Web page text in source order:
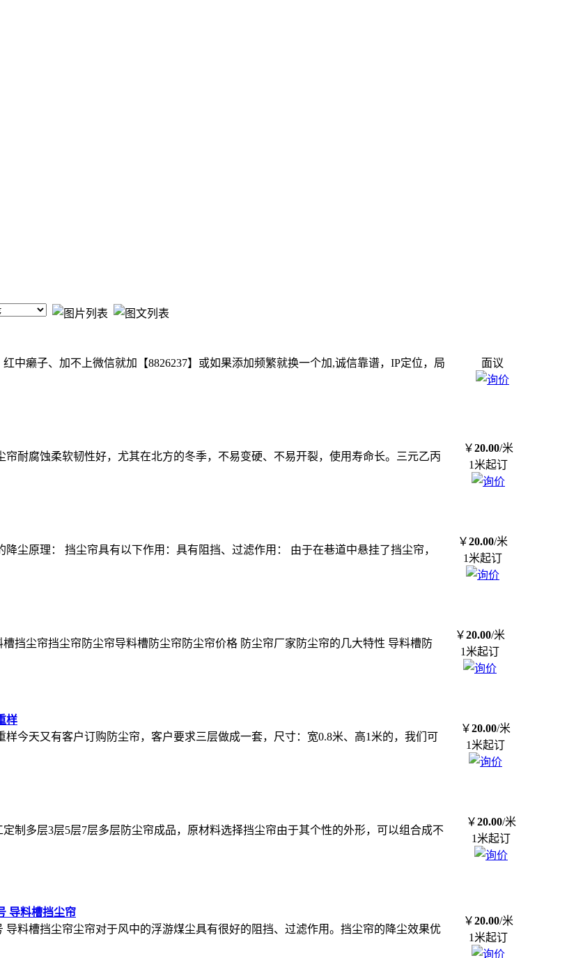
中癞子、加不上微信就加【8826237】或如果添加频繁就换一个加,诚信靠谱，IP定位，局
面议
耐腐蚀柔软韧性好，尤其在北方的冬季，不易变硬、不易开裂，使用寿命长。三元乙丙
￥20.00/米
1米起订
尘原理： 挡尘帘具有以下作用：具有阻挡、过滤作用： 由于在巷道中悬挂了挡尘帘，
￥20.00/米
1米起订
挡尘帘挡尘帘防尘帘导料槽防尘帘防尘帘价格 防尘帘厂家防尘帘的几大特性 导料槽防
￥20.00/米
1米起订
样
今天又有客户订购防尘帘，客户要求三层做成一套，尺寸：宽0.8米、高1米的，我们可
￥20.00/米
1米起订
制多层3层5层7层多层防尘帘成品，原材料选择挡尘帘由于其个性的外形，可以组合成不
￥20.00/米
1米起订
导料槽挡尘帘
料槽挡尘帘尘帘对于风中的浮游煤尘具有很好的阻挡、过滤作用。挡尘帘的降尘效果优
￥20.00/米
1米起订